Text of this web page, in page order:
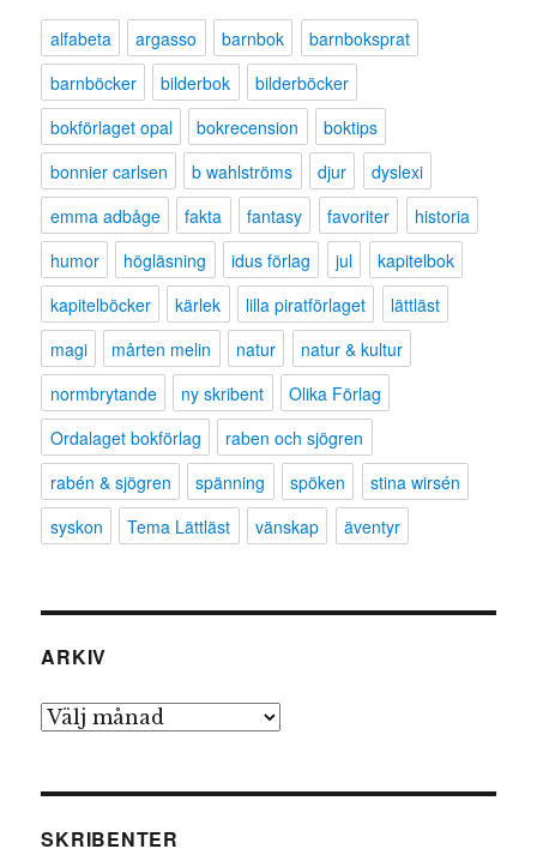
alfabeta argasso barnbok
barnboksprat
barnböcker
bilderbok
bilderböcker
bokförlaget opal
bokrecension
boktips
bonnier carlsen
b wahlströms djur
dyslexi
emma adbåge
fakta fantasy favoriter
historia
humor
högläsning idus förlag jul
kapitelbok
kapitelböcker
kärlek lilla piratförlaget
lättläst
magi
mårten melin natur
natur & kultur
normbrytande
ny skribent
Olika Förlag
Ordalaget bokförlag
raben och sjögren
rabén & sjögren
spänning spöken
stina wirsén
syskon
Tema Lättläst vänskap äventyr
ARKIV
Arkiv
SKRIBENTER